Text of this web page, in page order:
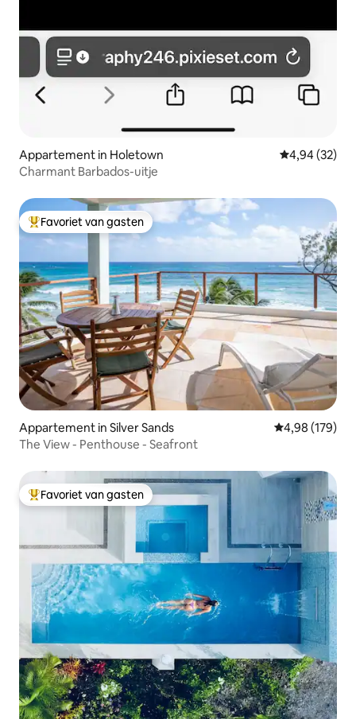
Appartement in Holetown Gemiddelde
4,94 (32)
Charmant Barbados-uitje
Topfavoriet van gasten
Favoriet van gasten
Appartement in Silver Sands Gemiddelde
4,98 (179)
The View - Penthouse - Seafront
Topfavoriet van gasten
Favoriet van gasten